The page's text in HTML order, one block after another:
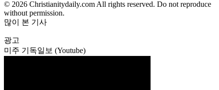
© 2026 Christianitydaily.com All rights reserved. Do not reproduce
without permission.
많이 본 기사
광고
미주 기독일보 (Youtube)